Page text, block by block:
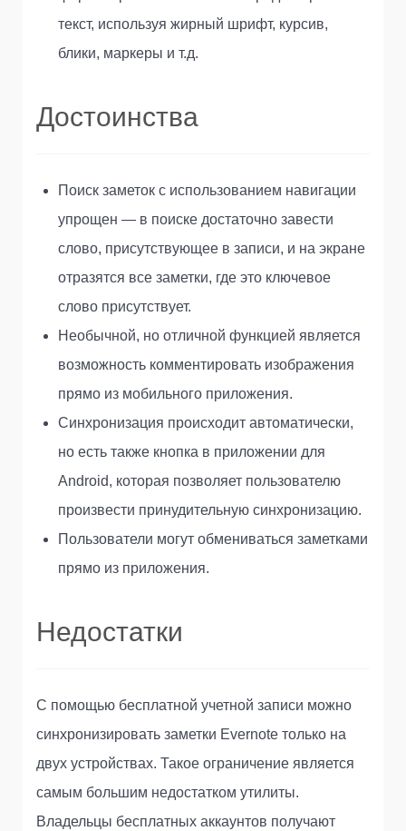
текст, используя жирный шрифт, курсив,
блики, маркеры и т.д.
Достоинства
Поиск заметок с использованием навигации
упрощен — в поиске достаточно завести
слово, присутствующее в записи, и на экране
отразятся все заметки, где это ключевое
слово присутствует.
Необычной, но отличной функцией является
возможность комментировать изображения
прямо из мобильного приложения.
Синхронизация происходит автоматически,
но есть также кнопка в приложении для
Android, которая позволяет пользователю
произвести принудительную синхронизацию.
Пользователи могут обмениваться заметками
прямо из приложения.
Недостатки
С помощью бесплатной учетной записи можно
синхронизировать заметки Evernote только на
двух устройствах. Такое ограничение является
самым большим недостатком утилиты.
Владельцы бесплатных аккаунтов получают